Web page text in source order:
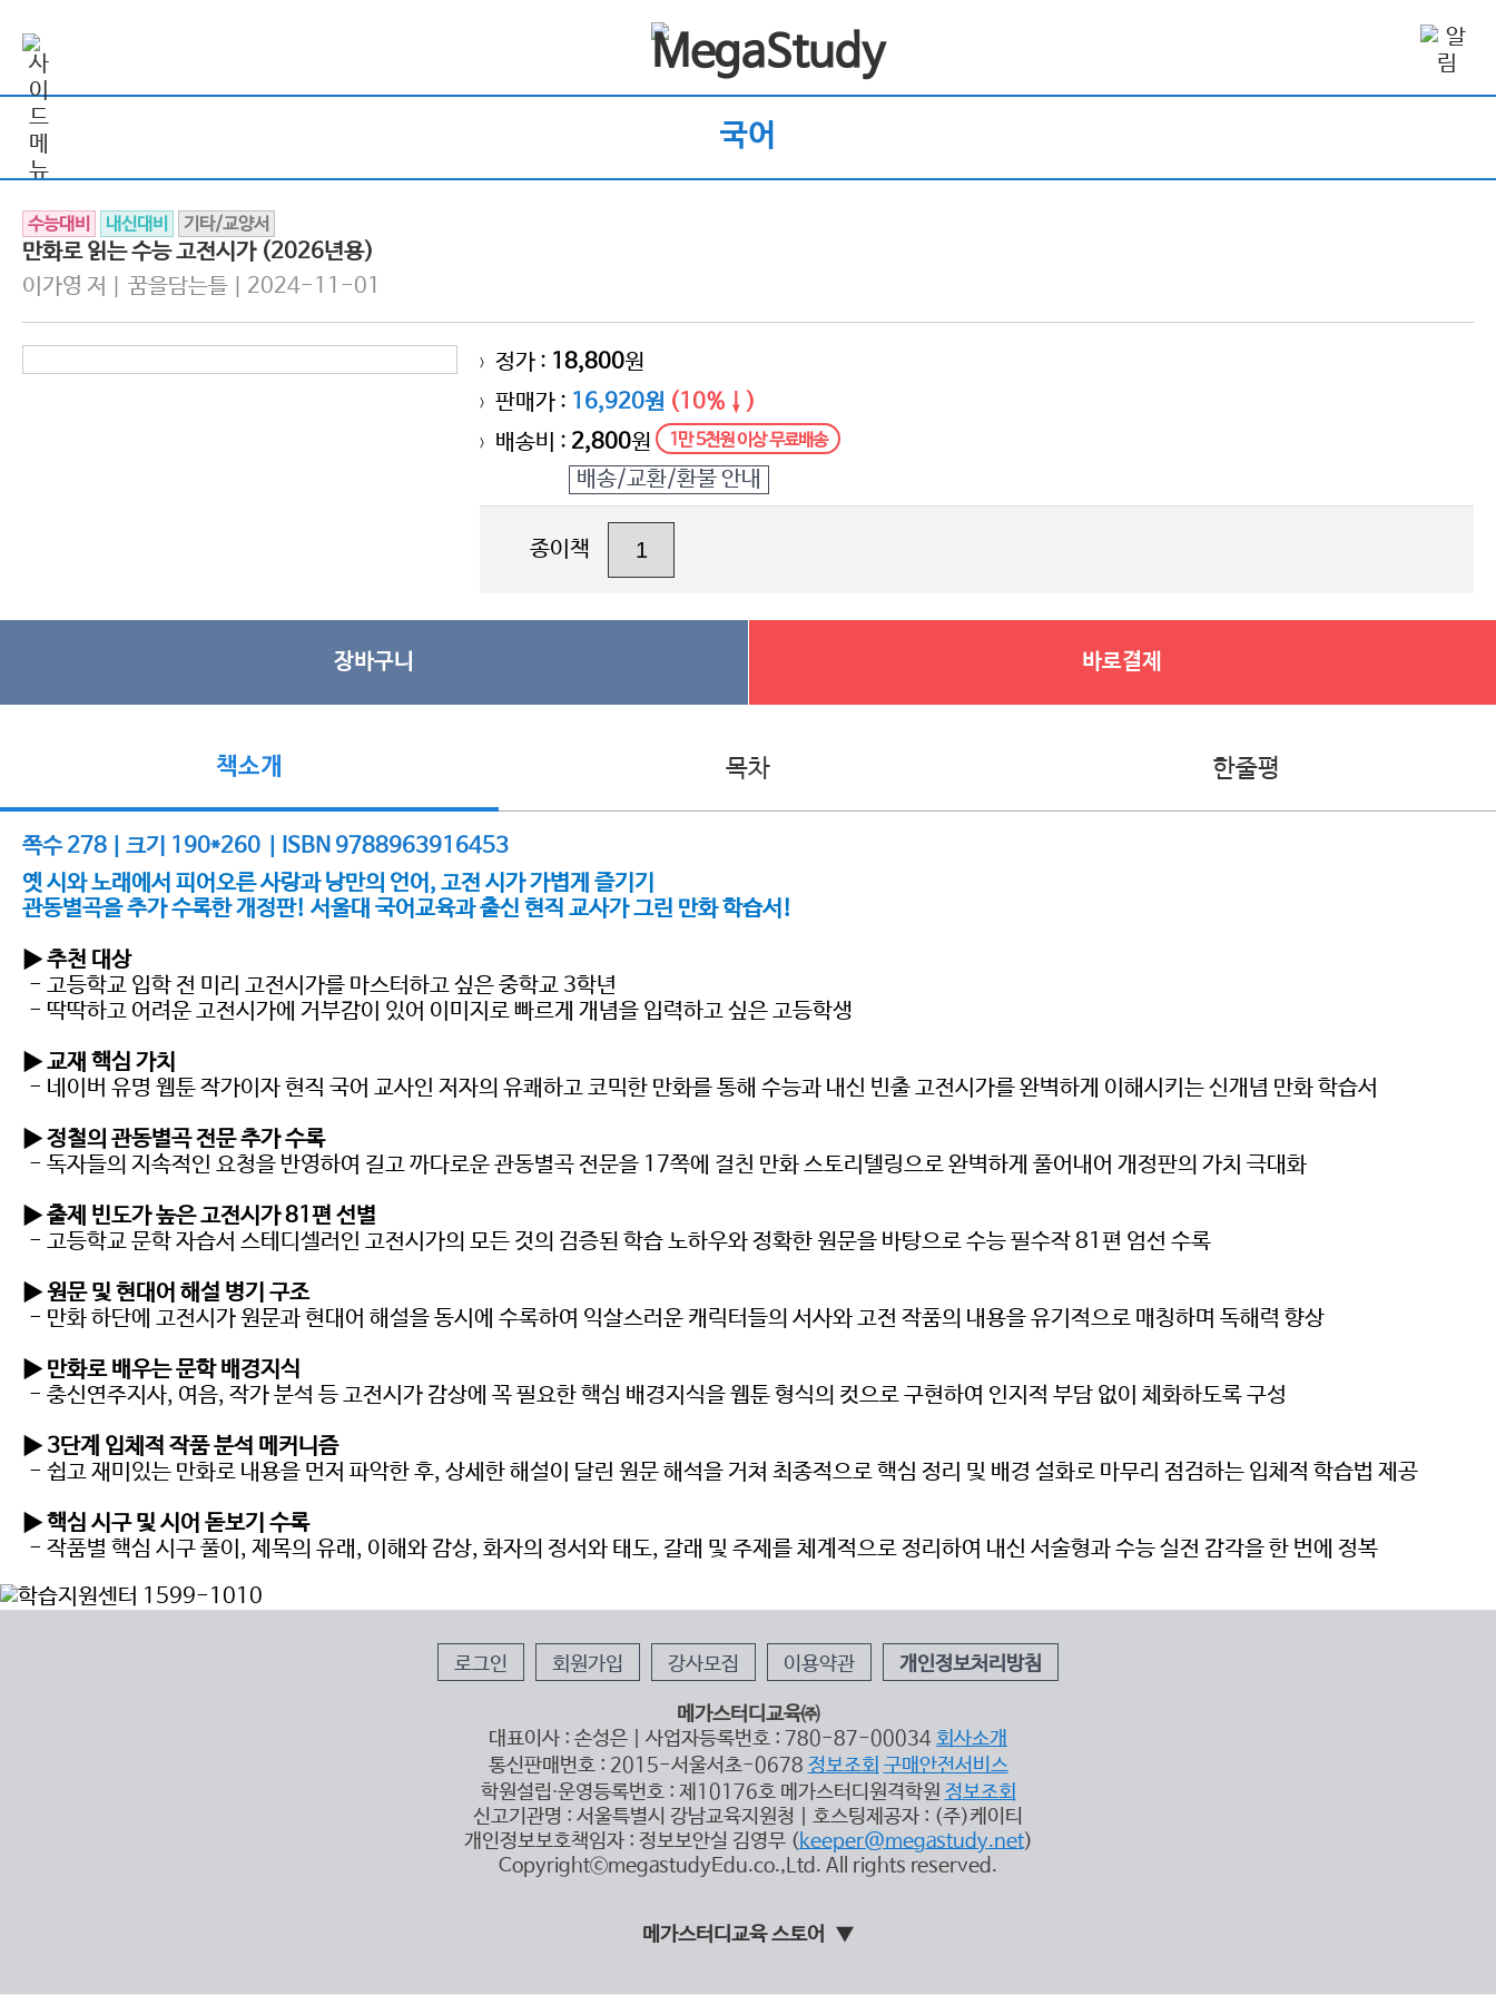
국어
수능대비 내신대비 기타/교양서
만화로 읽는 수능 고전시가 (2026년용)
이가영 저 | 꿈을담는틀 | 2024-11-01
> 정가 : 18,800원
> 판매가 : 16,920원 (10%↓)
> 배송비 : 2,800원 1만 5천원 이상 무료배송
배송/교환/환불 안내
종이책
장바구니 바로결제
책소개 목차 한줄평
쪽수 278 | 크기 190*260 | ISBN 9788963916453
옛 시와 노래에서 피어오른 사랑과 낭만의 언어, 고전 시가 가볍게 즐기기
관동별곡을 추가 수록한 개정판! 서울대 국어교육과 출신 현직 교사가 그린 만화 학습서!
▶ 추천 대상
- 고등학교 입학 전 미리 고전시가를 마스터하고 싶은 중학교 3학년
- 딱딱하고 어려운 고전시가에 거부감이 있어 이미지로 빠르게 개념을 입력하고 싶은 고등학생
▶ 교재 핵심 가치
- 네이버 유명 웹툰 작가이자 현직 국어 교사인 저자의 유쾌하고 코믹한 만화를 통해 수능과 내신 빈출 고전시가를 완벽하게 이해시키는 신개념 만화 학습서
▶ 정철의 관동별곡 전문 추가 수록
- 독자들의 지속적인 요청을 반영하여 길고 까다로운 관동별곡 전문을 17쪽에 걸친 만화 스토리텔링으로 완벽하게 풀어내어 개정판의 가치 극대화
▶ 출제 빈도가 높은 고전시가 81편 선별
- 고등학교 문학 자습서 스테디셀러인 고전시가의 모든 것의 검증된 학습 노하우와 정확한 원문을 바탕으로 수능 필수작 81편 엄선 수록
▶ 원문 및 현대어 해설 병기 구조
- 만화 하단에 고전시가 원문과 현대어 해설을 동시에 수록하여 익살스러운 캐릭터들의 서사와 고전 작품의 내용을 유기적으로 매칭하며 독해력 향상
▶ 만화로 배우는 문학 배경지식
- 충신연주지사, 여음, 작가 분석 등 고전시가 감상에 꼭 필요한 핵심 배경지식을 웹툰 형식의 컷으로 구현하여 인지적 부담 없이 체화하도록 구성
▶ 3단계 입체적 작품 분석 메커니즘
- 쉽고 재미있는 만화로 내용을 먼저 파악한 후, 상세한 해설이 달린 원문 해석을 거쳐 최종적으로 핵심 정리 및 배경 설화로 마무리 점검하는 입체적 학습법 제공
▶ 핵심 시구 및 시어 돋보기 수록
- 작품별 핵심 시구 풀이, 제목의 유래, 이해와 감상, 화자의 정서와 태도, 갈래 및 주제를 체계적으로 정리하여 내신 서술형과 수능 실전 감각을 한 번에 정복
로그인 회원가입 강사모집 이용약관 개인정보처리방침
메가스터디교육㈜
대표이사 : 손성은 | 사업자등록번호 : 780-87-00034 회사소개
통신판매번호 : 2015-서울서초-0678 정보조회 구매안전서비스
학원설립∙운영등록번호 : 제10176호 메가스터디원격학원 정보조회
신고기관명 : 서울특별시 강남교육지원청 | 호스팅제공자 : (주)케이티
개인정보보호책임자 : 정보보안실 김영무 ( keeper@megastudy.net)
CopyrightⓒmegastudyEdu.co.,Ltd. All rights reserved.
메가스터디교육 스토어